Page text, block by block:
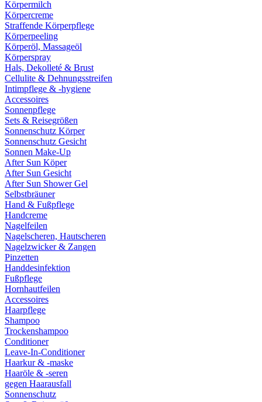
Körpermilch
Körpercreme
Straffende Körperpflege
Körperpeeling
Körperöl, Massageöl
Körperspray
Hals, Dekolleté & Brust
Cellulite & Dehnungsstreifen
Intimpflege & -hygiene
Accessoires
Sonnenpflege
Sets & Reisegrößen
Sonnenschutz Körper
Sonnenschutz Gesicht
Sonnen Make-Up
After Sun Köper
After Sun Gesicht
After Sun Shower Gel
Selbstbräuner
Hand & Fußpflege
Handcreme
Nagelfeilen
Nagelscheren, Hautscheren
Nagelzwicker & Zangen
Pinzetten
Handdesinfektion
Fußpflege
Hornhautfeilen
Accessoires
Haarpflege
Shampoo
Trockenshampoo
Conditioner
Leave-In-Conditioner
Haarkur & -maske
Haaröle & -seren
gegen Haarausfall
Sonnenschutz